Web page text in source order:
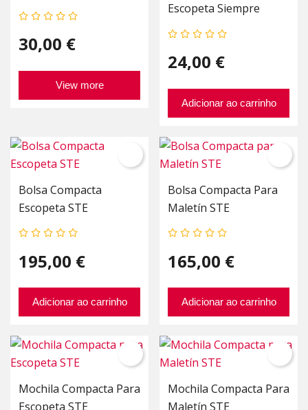
30,00 €
View more
Escopeta Siempre
Localizada
24,00 €
Adicionar ao carrinho
Bolsa Compacta
Escopeta STE
195,00 €
Adicionar ao carrinho
Bolsa Compacta Para
Maletín STE
165,00 €
Adicionar ao carrinho
Mochila Compacta Para
Escopeta STE
Mochila Compacta Para
Maletín STE